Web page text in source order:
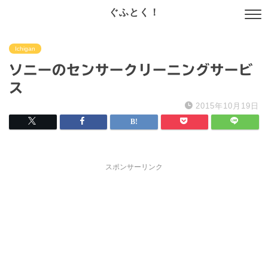
ぐふとく！
Ichigan
ソニーのセンサークリーニングサービ
ス
2015年10月19日
スポンサーリンク